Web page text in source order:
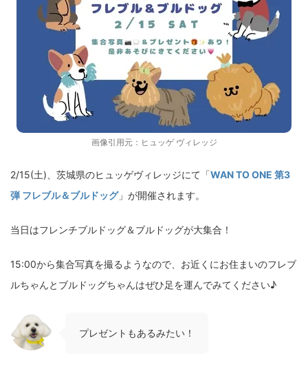
画像引用元： ヒュッゲ ヴィレッジ
2/15(土)、茨城県のヒュッゲヴィレッジにて「WAN TO ONE 第3
弾 フレブル＆ブルドッグ」が開催されます。
当日はフレンチブルドッグ＆ブルドッグが大集合！
15:00から集合写真を撮るようなので、お近くにお住まいのフレブ
ルちゃんとブルドッグちゃんはぜひ足を運んでみてください♪
プレゼントもあるみたい！